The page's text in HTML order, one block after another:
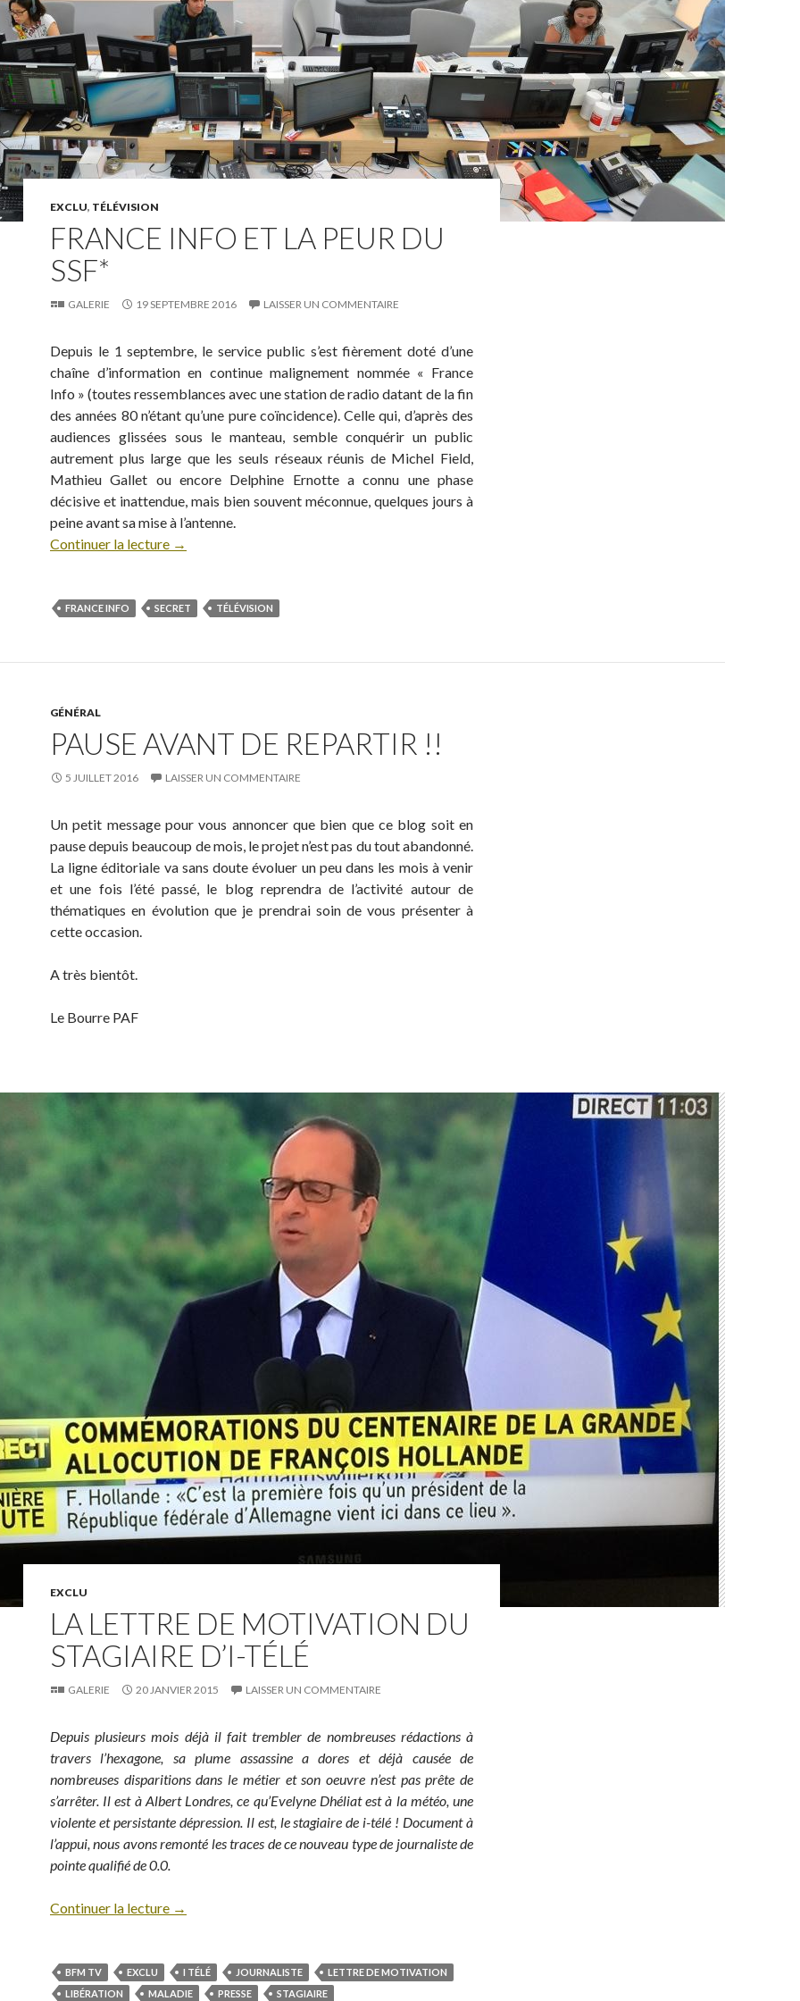
EXCLU, TÉLÉVISION
FRANCE INFO ET LA PEUR DU
SSF*
GALERIE 19 SEPTEMBRE 2016 LAISSER UN COMMENTAIRE
Depuis le 1 septembre, le service public s’est fièrement doté d’une
chaîne d’information en continue malignement nommée « France
Info » (toutes ressemblances avec une station de radio datant de la fin
des années 80 n’étant qu’une pure coïncidence). Celle qui, d’après des
audiences glissées sous le manteau, semble conquérir un public
autrement plus large que les seuls réseaux réunis de Michel Field,
Mathieu Gallet ou encore Delphine Ernotte a connu une phase
décisive et inattendue, mais bien souvent méconnue, quelques jours à
peine avant sa mise à l’antenne.
Continuer la lecture →
FRANCE INFO SECRET TÉLÉVISION
GÉNÉRAL
PAUSE AVANT DE REPARTIR !!
5 JUILLET 2016 LAISSER UN COMMENTAIRE
Un petit message pour vous annoncer que bien que ce blog soit en
pause depuis beaucoup de mois, le projet n’est pas du tout abandonné.
La ligne éditoriale va sans doute évoluer un peu dans les mois à venir
et une fois l’été passé, le blog reprendra de l’activité autour de
thématiques en évolution que je prendrai soin de vous présenter à
cette occasion.
A très bientôt.
Le Bourre PAF
EXCLU
LA LETTRE DE MOTIVATION DU
STAGIAIRE D’I-TÉLÉ
GALERIE 20 JANVIER 2015 LAISSER UN COMMENTAIRE
Depuis plusieurs mois déjà il fait trembler de nombreuses rédactions à
travers l’hexagone, sa plume assassine a dores et déjà causée de
nombreuses disparitions dans le métier et son oeuvre n’est pas prête de
s’arrêter. Il est à Albert Londres, ce qu’Evelyne Dhéliat est à la météo, une
violente et persistante dépression. Il est, le stagiaire de i-télé ! Document à
l’appui, nous avons remonté les traces de ce nouveau type de journaliste de
pointe qualifié de 0.0.
Continuer la lecture →
BFM TV EXCLU I TÉLÉ JOURNALISTE
LETTRE DE MOTIVATION
LIBÉRATION
MALADIE PRESSE STAGIAIRE